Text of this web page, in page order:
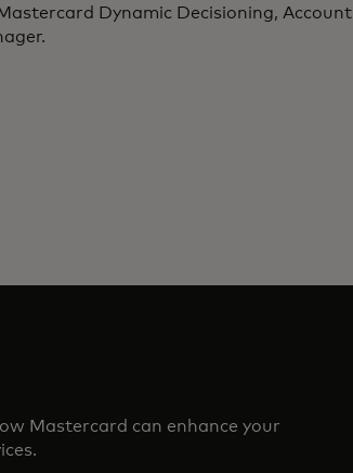
Dynamic Decisioning, Account
Mastercard can enhance your